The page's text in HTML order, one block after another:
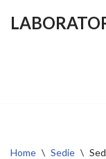
Home \ Sedie \